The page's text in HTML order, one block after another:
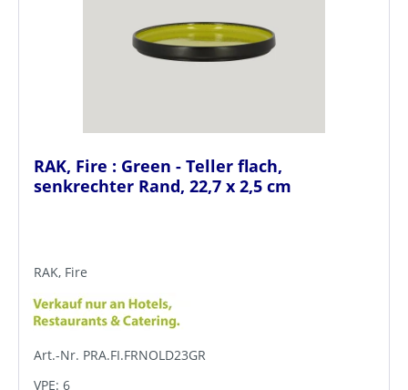
RAK, Fire : Green - Teller flach,
senkrechter Rand, 22,7 x 2,5 cm
RAK, Fire
Art.-Nr. PRA.FI.FRNOLD23GR
VPE: 6